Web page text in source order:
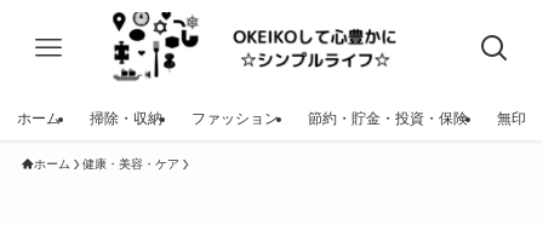
ホーム 掃除・収納 ファッション 節約・貯金・投資・保険 無印
ホーム 健康・美容・ケア